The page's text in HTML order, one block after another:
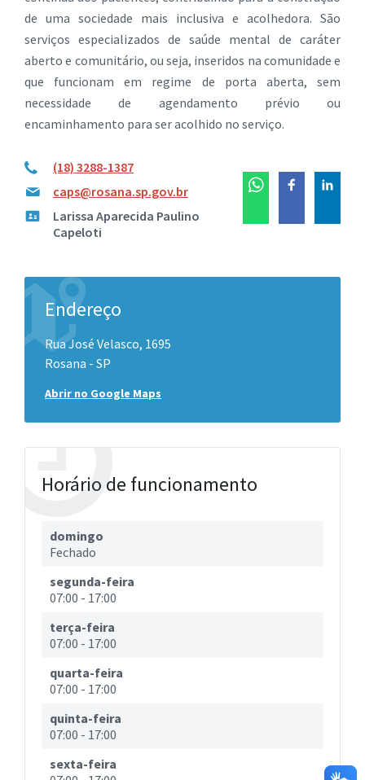
de uma sociedade mais inclusiva e acolhedora. São
serviços especializados de saúde mental de caráter
aberto e comunitário, ou seja, inseridos na comunidade e
que funcionam em regime de porta aberta, sem
necessidade de agendamento prévio ou
encaminhamento para ser acolhido no serviço.
(18) 3288-1387
caps@rosana.sp.gov.br
Larissa Aparecida Paulino
Capeloti
Endereço
Rua José Velasco, 1695
Rosana - SP
Abrir no Google Maps
Horário de funcionamento
domingo
Fechado
segunda-feira
07:00 - 17:00
terça-feira
07:00 - 17:00
quarta-feira
07:00 - 17:00
quinta-feira
07:00 - 17:00
sexta-feira